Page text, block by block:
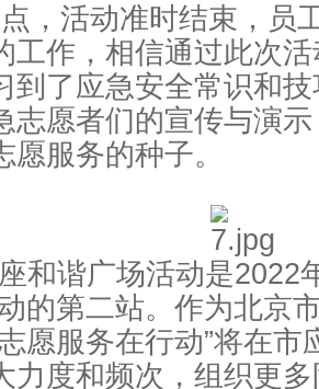
活动准时结束，员
工作，相信通过此次
到了应急安全常识和
志愿者们的宣传与演
服务的种子。
谐广场活动是2022年
的第二站。作为北京
愿服务在行动”将在市
力度和频次，组织更